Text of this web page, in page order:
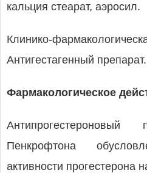
кальция стеарат, аэросил.
Клинико-
Антигестагенный препарат.
Фармакологическое
Антипрогестероновый
Пенкрофтона
активности прогестерона